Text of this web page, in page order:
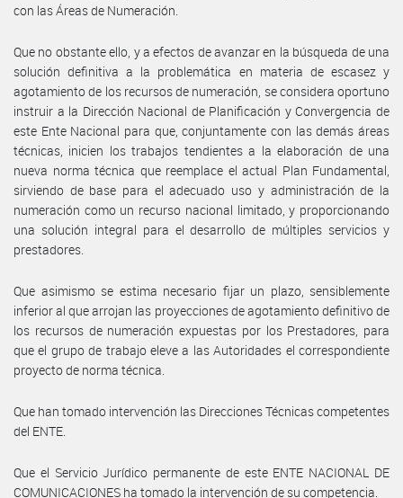
con las Áreas de Numeración.
Que no obstante ello, y a efectos de avanzar en la búsqueda de una
solución definitiva a la problemática en materia de escasez y
agotamiento de los recursos de numeración, se considera oportuno
instruir a la Dirección Nacional de Planificación y Convergencia de
este Ente Nacional para que, conjuntamente con las demás áreas
técnicas, inicien los trabajos tendientes a la elaboración de una
nueva norma técnica que reemplace el actual Plan Fundamental,
sirviendo de base para el adecuado uso y administración de la
numeración como un recurso nacional limitado, y proporcionando
una solución integral para el desarrollo de múltiples servicios y
prestadores.
Que asimismo se estima necesario fijar un plazo, sensiblemente
inferior al que arrojan las proyecciones de agotamiento definitivo de
los recursos de numeración expuestas por los Prestadores, para
que el grupo de trabajo eleve a las Autoridades el correspondiente
proyecto de norma técnica.
Que han tomado intervención las Direcciones Técnicas competentes
del ENTE.
Que el Servicio Jurídico permanente de este ENTE NACIONAL DE
COMUNICACIONES ha tomado la intervención de su competencia.